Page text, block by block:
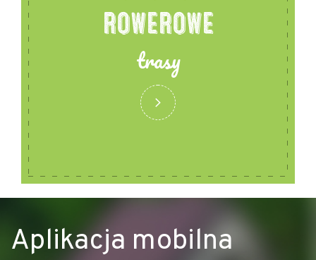
ROWEROWE
trasy
Aplikacja mobilna